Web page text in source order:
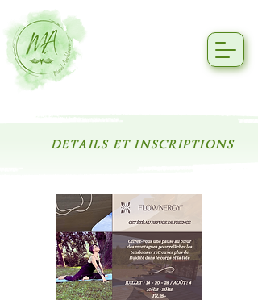
DETAILS ET INSCRIPTIONS